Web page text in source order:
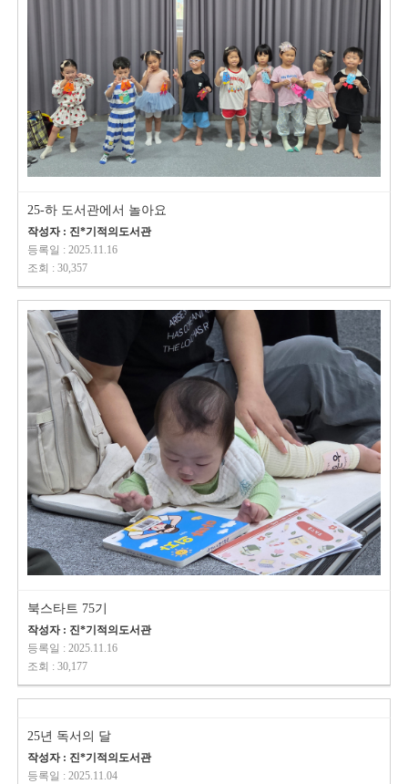
25-하 도서관에서 놀아요
작성자 : 진*기적의도서관
등록일 : 2025.11.16
조회 : 30,357
북스타트 75기
작성자 : 진*기적의도서관
등록일 : 2025.11.16
조회 : 30,177
25년 독서의 달
작성자 : 진*기적의도서관
등록일 : 2025.11.04